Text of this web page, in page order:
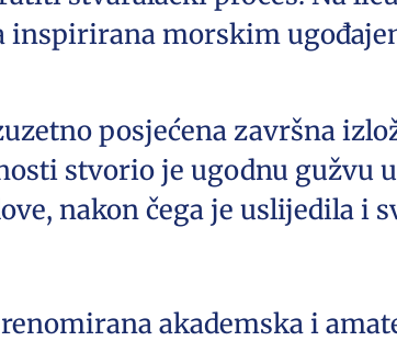
inspirirana morskim
posjećena završna
stvorio je ugodnu gužvu
nakon čega je uslijedila i
akademska i